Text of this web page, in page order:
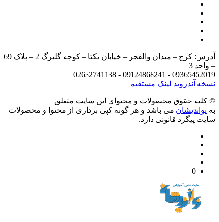
آدرس: کرج – میدان والفجر – خیابان یکتا – کوچه گلبرگ 2 – پلاک 69
3
09365452019 - 09124868241 -
آندرویدلینک مستقیم
حقوق محصولات و محتوای اين سایت متعلق
می باشد و هر گونه کپی برداری از محتوا و محصولات
پیگرد قانونی دارد.